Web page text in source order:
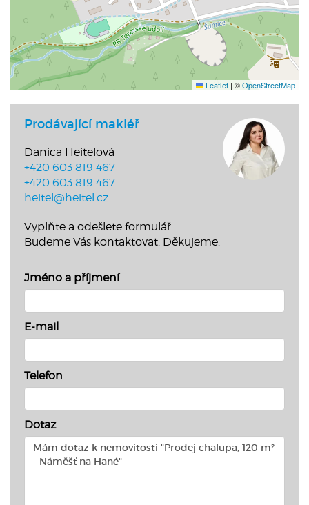
Leaflet | ©OpenStreetMap
Prodávající makléř
Danica Heitelová
+420 603 819 467
+420 603 819 467
heitel@heitel.cz
Vyplňte a odešlete formulář.
Budeme Vás kontaktovat. Děkujeme.
Jméno a příjmení
E-mail
Telefon
Dotaz